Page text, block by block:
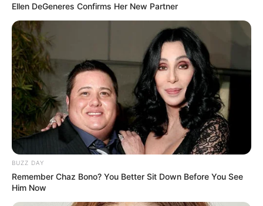
Ellen DeGeneres Confirms Her New Partner
BUZZ DAY
Remember Chaz Bono? You Better Sit Down Before You See
Him Now